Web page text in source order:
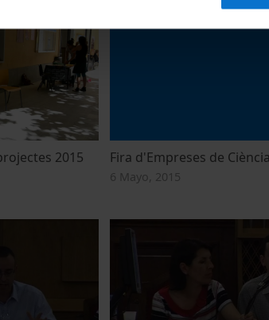
2015 Fira d'Empreses de
6 Mayo, 2015